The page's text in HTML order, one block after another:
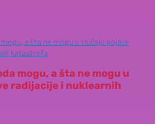
mogu, a šta ne mogu u
radijacije i nuklearnih